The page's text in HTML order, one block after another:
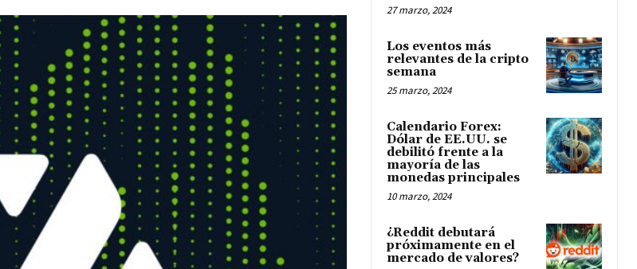
27 marzo, 2024
Los eventos más
relevantes de la cripto
semana
25 marzo, 2024
Calendario Forex:
Dólar de EE.UU. se
debilitó frente a la
mayoría de las
monedas principales
10 marzo, 2024
¿Reddit debutará
próximamente en el
mercado de valores?